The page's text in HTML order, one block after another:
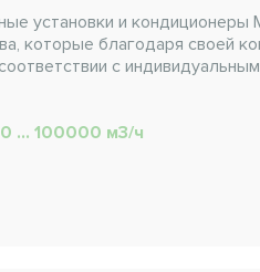
установки и кондиционеры
которые благодаря своей
с
... 100000 м3/ч